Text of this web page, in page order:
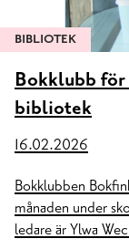
BIBLIOTEK
Bokklubb för
bibliotek
16.02.2026
Bokklubben
månaden under
ledare är Ylwa